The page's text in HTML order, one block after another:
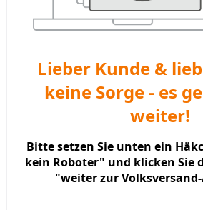
Lieber Kunde &
keine Sorge - es
weiter!
Bitte setzen Sie unten ein
kein Roboter" und klicken Sie
"weiter zur